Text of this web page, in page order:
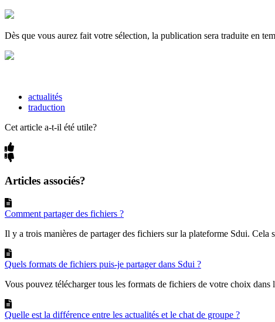
Dès que vous aurez fait votre sélection, la publication sera traduite en
actualités
traduction
Cet article a-t-il été utile?
Articles associés?
Comment partager des fichiers ?
Il y a trois manières de partager des fichiers sur la plateforme Sdui. Cela
Quels formats de fichiers puis-je partager dans Sdui ?
Vous pouvez télécharger tous les formats de fichiers de votre choix dans
Quelle est la différence entre les actualités et le chat de groupe ?